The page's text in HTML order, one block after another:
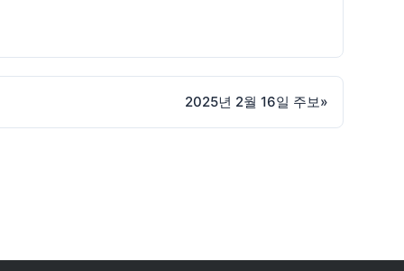
2025년 2월 16일 주보»